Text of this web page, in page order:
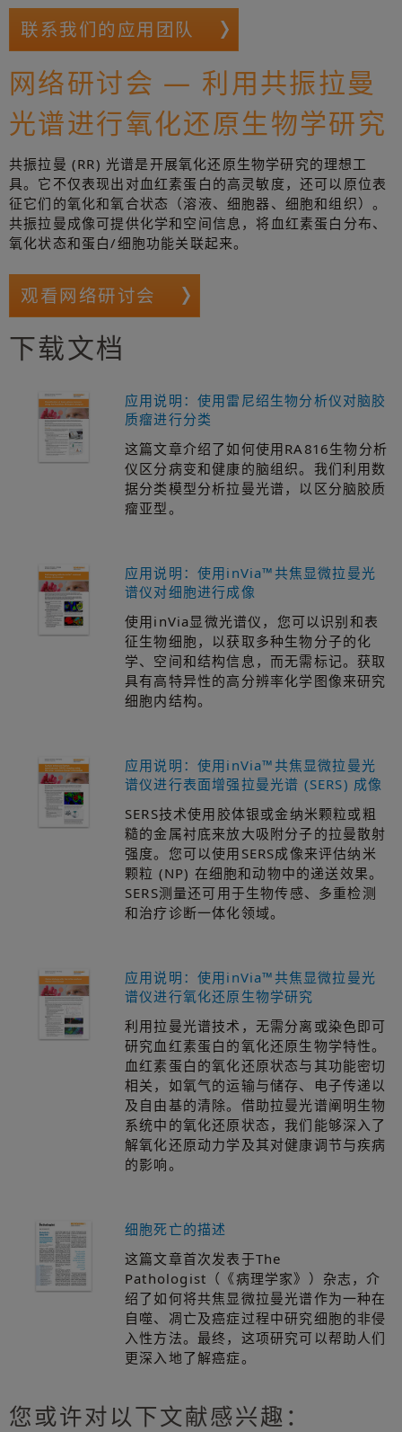
联系我们的应用团队
网络研讨会 — 利用共振拉曼
光谱进行氧化还原生物学研究
共振拉曼 (RR) 光谱是开展氧化还原生物学研究的理想工
具。它不仅表现出对血红素蛋白的高灵敏度，还可以原位表
征它们的氧化和氧合状态（溶液、细胞器、细胞和组织）。
共振拉曼成像可提供化学和空间信息，将血红素蛋白分布、
氧化状态和蛋白/细胞功能关联起来。
观看网络研讨会
下载文档
应用说明：使用雷尼绍生物分析仪对脑胶
质瘤进行分类
这篇文章介绍了如何使用RA816生物分析
仪区分病变和健康的脑组织。我们利用数
据分类模型分析拉曼光谱，以区分脑胶质
瘤亚型。
应用说明：使用inVia™共焦显微拉曼光
谱仪对细胞进行成像
使用inVia显微光谱仪，您可以识别和表
征生物细胞，以获取多种生物分子的化
学、空间和结构信息，而无需标记。获取
具有高特异性的高分辨率化学图像来研究
细胞内结构。
应用说明：使用inVia™共焦显微拉曼光
谱仪进行表面增强拉曼光谱 (SERS) 成像
SERS技术使用胶体银或金纳米颗粒或粗
糙的金属衬底来放大吸附分子的拉曼散射
强度。您可以使用SERS成像来评估纳米
颗粒 (NP) 在细胞和动物中的递送效果。
SERS测量还可用于生物传感、多重检测
和治疗诊断一体化领域。
应用说明：使用inVia™共焦显微拉曼光
谱仪进行氧化还原生物学研究
利用拉曼光谱技术，无需分离或染色即可
研究血红素蛋白的氧化还原生物学特性。
血红素蛋白的氧化还原状态与其功能密切
相关，如氧气的运输与储存、电子传递以
及自由基的清除。借助拉曼光谱阐明生物
系统中的氧化还原状态，我们能够深入了
解氧化还原动力学及其对健康调节与疾病
的影响。
细胞死亡的描述
这篇文章首次发表于The
Pathologist（《病理学家》）杂志，介
绍了如何将共焦显微拉曼光谱作为一种在
自噬、凋亡及癌症过程中研究细胞的非侵
入性方法。最终，这项研究可以帮助人们
更深入地了解癌症。
您或许对以下文献感兴趣：